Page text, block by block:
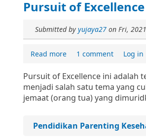
Pursuit of Excellence
Submitted by yujaya27 on Fri,
Read more 1 comment Log in
Pursuit of Excellence ini adalah
menjadi salah satu tema yang
jemaat (orang tua) yang
Pendidikan Parenting